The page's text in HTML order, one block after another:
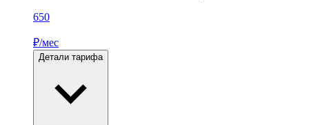
650
₽/мес
Детали тарифа